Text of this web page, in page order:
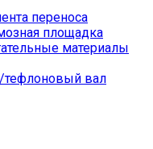
переноса
площадка
материалы
вал